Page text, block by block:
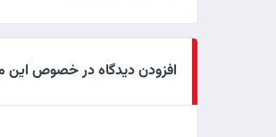
افزودن دیدگاه در خصوص